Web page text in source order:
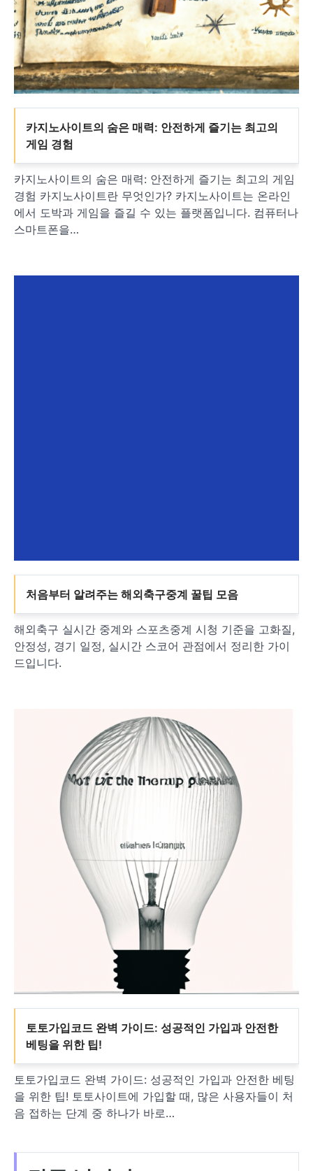
카지노사이트의 숨은 매력: 안전하게 즐기는 최고의
게임 경험
카지노사이트의 숨은 매력: 안전하게 즐기는 최고의 게임
경험 카지노사이트란 무엇인가? 카지노사이트는 온라인
에서 도박과 게임을 즐길 수 있는 플랫폼입니다. 컴퓨터나
스마트폰을…
처음부터 알려주는 해외축구중계 꿀팁 모음
해외축구 실시간 중계와 스포츠중계 시청 기준을 고화질,
안정성, 경기 일정, 실시간 스코어 관점에서 정리한 가이
드입니다.
토토가입코드 완벽 가이드: 성공적인 가입과 안전한
베팅을 위한 팁!
토토가입코드 완벽 가이드: 성공적인 가입과 안전한 베팅
을 위한 팁! 토토사이트에 가입할 때, 많은 사용자들이 처
음 접하는 단계 중 하나가 바로…